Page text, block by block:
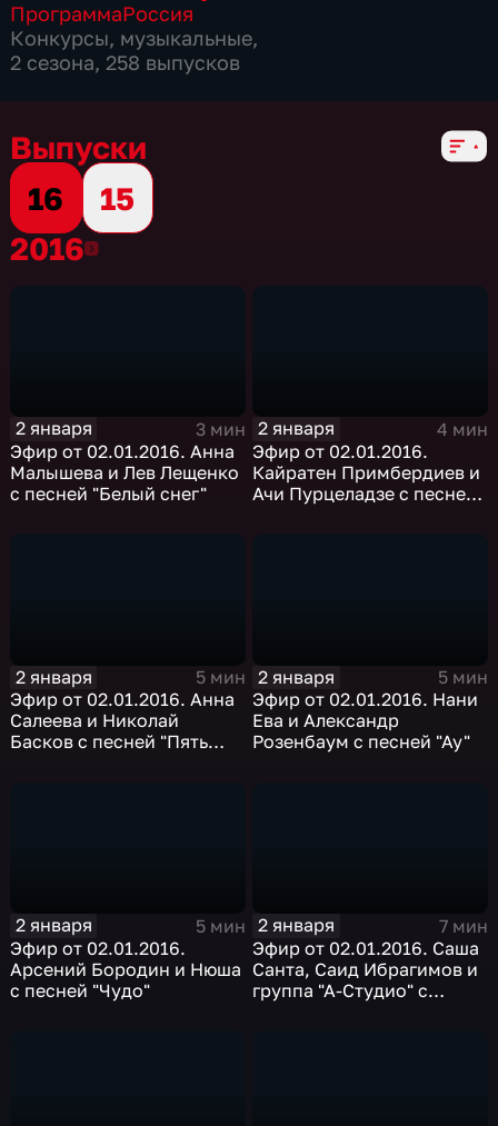
ПрограммаРоссия
Конкурсы, музыкальные,
2 сезона, 258 выпусков
Выпуски
16
15
20162016
2 января
3 мин
Эфир от 02.01.2016. Анна
Малышева и Лев Лещенко
с песней "Белый снег"
2 января
4 мин
Эфир от 02.01.2016.
Кайратен Примбердиев и
Ачи Пурцеладзе с песней
2 января
5 мин
Эфир от 02.01.2016. Анна
Салеева и Николай
Басков с песней "Пять
2 января
5 мин
Эфир от 02.01.2016. Нани
Ева и Александр
Розенбаум с песней "Ау"
2 января
5 мин
Эфир от 02.01.2016.
Арсений Бородин и Нюша
с песней "Чудо"
2 января
7 мин
Эфир от 02.01.2016. Саша
Санта, Саид Ибрагимов и
группа "А-Студио" с